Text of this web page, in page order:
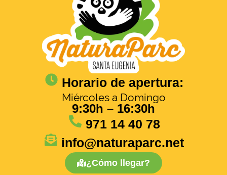
Horario de apertura:
Miércoles a Domingo
9:30h – 16:30h
971 14 40 78
info@naturaparc.net
¿Cómo llegar?